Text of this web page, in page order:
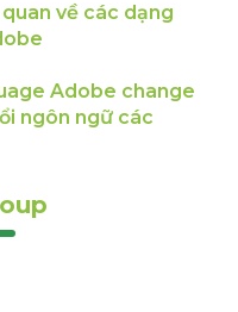
về các dạng
Adobe change
ngôn ngữ các